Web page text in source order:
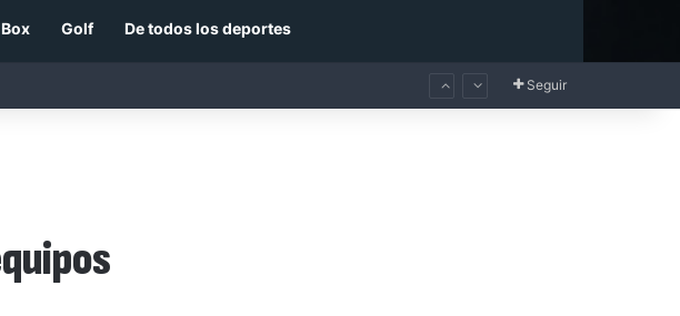
Box Golf De todos los deportes
que debes saber
Seguir